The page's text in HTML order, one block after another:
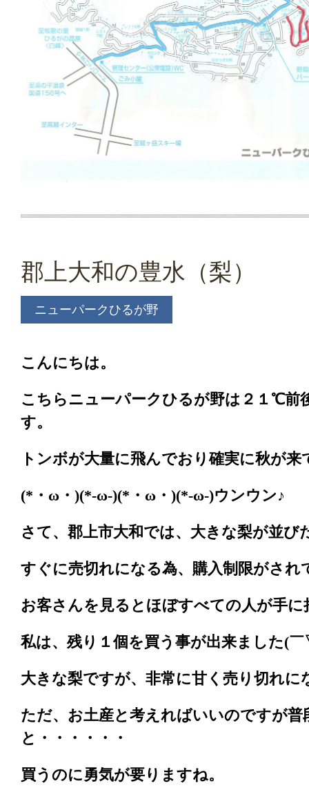
郡上大和の豊水（梨）
ニューパークひるが野
こんにちは。
こちらニューパークひるが野は２１℃前
す。
トンボが大量に飛んでおり確実に秋が来
(*・ω・)(*-ω-)(*・ω・)(*-ω-)ウンウン♪
さて、郡上市大和では、大きな梨が並び
すぐに売切れになる為、購入制限がされ
お客さんを見るとほぼすべての人が手
私は、残り１個を買う事が出来ました(
大きな梨ですが、非常に甘く売り切れ
ただ、お土産と考えればいいのですが
と・・・・・・
買うのに勇気が要りますね。